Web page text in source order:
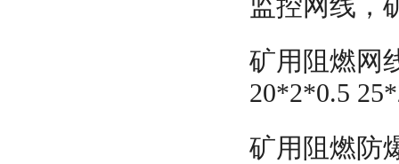
矿用阻燃网
20*2*0.5
矿用阻燃防